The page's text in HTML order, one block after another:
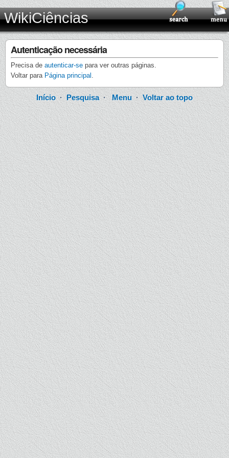
WikiCiências
Autenticação necessária
Precisa de autenticar-se para ver outras páginas.
Voltar para Página principal .
Início · Pesquisa·Menu ·Voltar ao topo